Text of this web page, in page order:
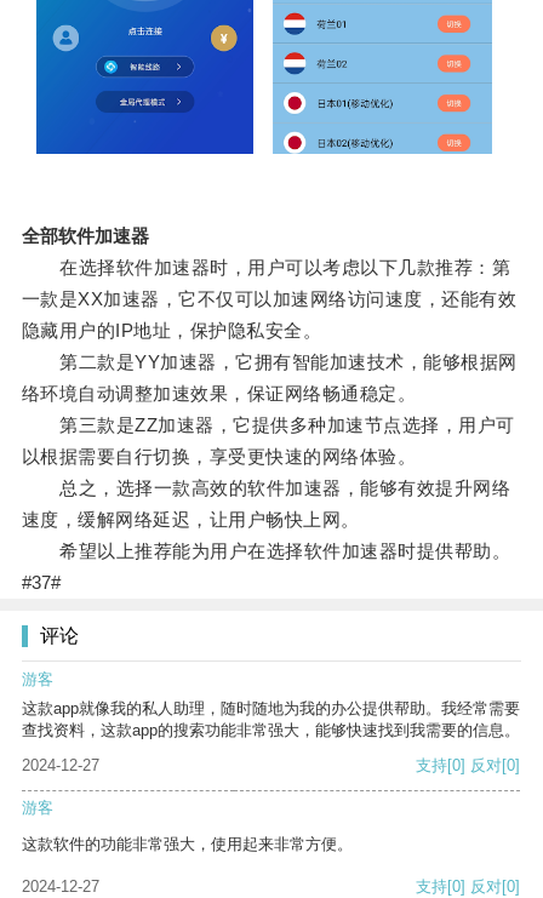
全部软件加速器
在选择软件加速器时，用户可以考虑以下几款推荐：第
一款是XX加速器，它不仅可以加速网络访问速度，还能有效
隐藏用户的IP地址，保护隐私安全。
第二款是YY加速器，它拥有智能加速技术，能够根据网
络环境自动调整加速效果，保证网络畅通稳定。
第三款是ZZ加速器，它提供多种加速节点选择，用户可
以根据需要自行切换，享受更快速的网络体验。
总之，选择一款高效的软件加速器，能够有效提升网络
速度，缓解网络延迟，让用户畅快上网。
希望以上推荐能为用户在选择软件加速器时提供帮助。
#37#
评论
游客
这款app就像我的私人助理，随时随地为我的办公提供帮助。我经常需要
查找资料，这款app的搜索功能非常强大，能够快速找到我需要的信息。
2024-12-27
支持[0] 反对[0]
游客
这款软件的功能非常强大，使用起来非常方便。
2024-12-27 支持[0] 反对[0]